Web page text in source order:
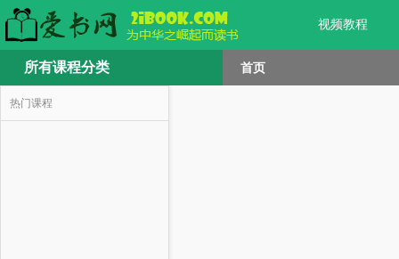
视频教程
所有课程分类 首页
热门课程